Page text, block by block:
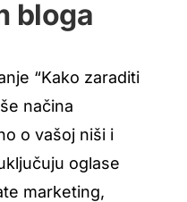
bloga
“Kako zaraditi
načina
o vašoj niši i
oglase
marketing,